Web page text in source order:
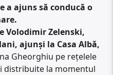
a ajuns să conducă o
Volodimir Zelenski,
ajunși la Casa Albă,
Gheorghiu pe rețelele
distribuite la momentul